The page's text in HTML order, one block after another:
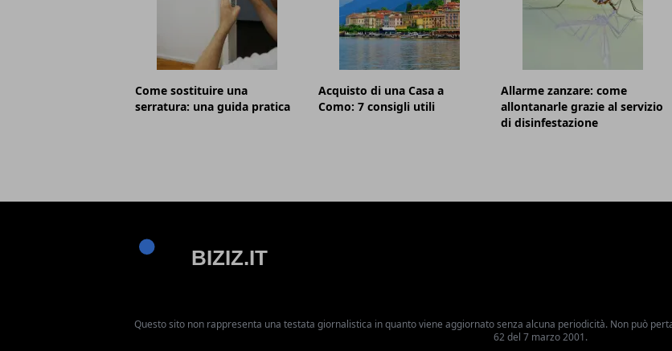
Come sostituire una
serratura: una guida pratica
Acquisto di una Casa a
Como: 7 consigli utili
Allarme zanzare: come
allontanarle grazie al servizio
di disinfestazione
Questo sito non rappresenta una testata giornalistica in quanto viene aggiornato senza alcuna periodicità. Non può
62 del 7 marzo 2001.